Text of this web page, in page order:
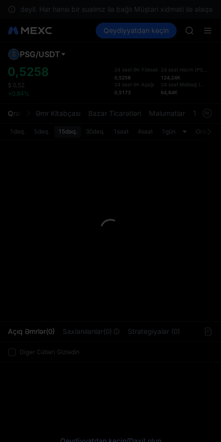
deyil. Hər hansı bir sualınız ilə bağlı Müştəri xidməti ilə əlaqə
Bazarlar Spot Futures SPCX
Qeydiyyatdan keçin
SKYAI
AAOI
SKYAI
PSG/USDT
0,5258
$ 0,52
+0,84%
24 saat Ən Yüksək
0,5258
24 saat Ən Aşağı
0,5173
24 saat Həcm (PSG
124,24K
24 saat Məbləğ (
64,84K
Qrafik Əmr Kitabçası Bazar Ticarətləri Məlumatlar
1dəq. 5dəq. 15dəq. 30dəq. 1saat 4saat 1gün Orijinal
Açıq Əmrlər(0) Saxlanılanlar(0) Strategiyalar (0)
Digər Cütləri Gizlədin